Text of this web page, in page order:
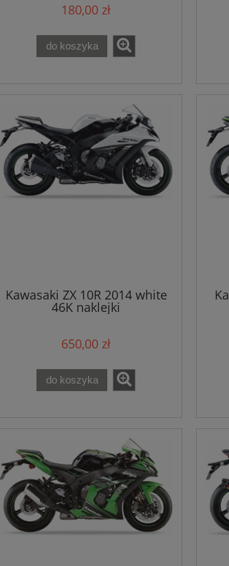
180,00 zł
do koszyka
Kawasaki ZX 10R 2014 white
46K naklejki
650,00 zł
do koszyka